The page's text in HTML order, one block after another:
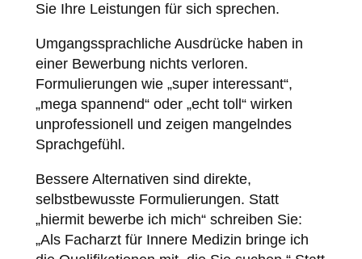
Sie Ihre Leistungen für sich sprechen.
Umgangssprachliche Ausdrücke haben in
einer Bewerbung nichts verloren.
Formulierungen wie „super interessant“,
„mega spannend“ oder „echt toll“ wirken
unprofessionell und zeigen mangelndes
Sprachgefühl.
Bessere Alternativen sind direkte,
selbstbewusste Formulierungen. Statt
„hiermit bewerbe ich mich“ schreiben Sie:
„Als Facharzt für Innere Medizin bringe ich